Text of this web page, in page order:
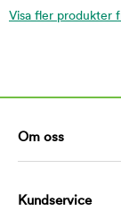
Visa fler produkter
Om oss
Kundservice